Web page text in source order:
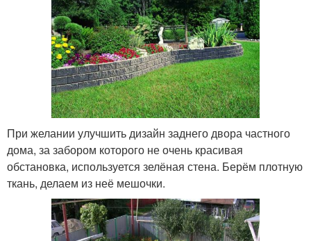
При желании улучшить дизайн заднего двора частного
дома, за забором которого не очень красивая
обстановка, используется зелёная стена. Берём плотную
ткань, делаем из неё мешочки.